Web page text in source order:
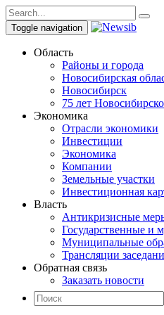
Toggle navigation
Область
Районы и города
Новосибирская
Новосибирск
75 лет
Экономика
Отрасли экономики
Инвестиции
Экономика
Компании
Земельные участки
Инвестиционная
Власть
Антикризисные
Государственные и
Муниципальные
Трансляции
Обратная связь
Заказать новости